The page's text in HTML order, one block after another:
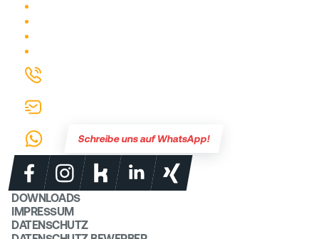
Schreibe uns auf WhatsApp!
DOWNLOADS
IMPRESSUM
DATENSCHUTZ